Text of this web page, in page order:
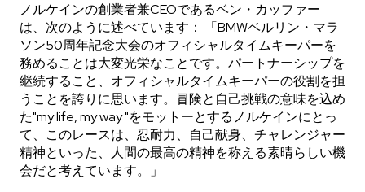
ノルケインの創業者兼CEOであるベン・カッファー
は、次のように述べています： 「BMWベルリン・マラ
ソン50周年記念大会のオフィシャルタイムキーパーを
務めることは大変光栄なことです。パートナーシップを
継続すること、オフィシャルタイムキーパーの役割を担
うことを誇りに思います。冒険と自己挑戦の意味を込め
た"my life, my way "をモットーとするノルケインにとっ
て、このレースは、忍耐力、自己献身、チャレンジャー
精神といった、人間の最高の精神を称える素晴らしい機
会だと考えています。」